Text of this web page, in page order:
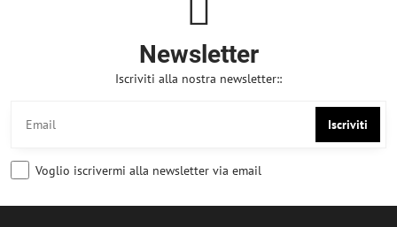
Newsletter
Iscriviti alla nostra newsletter::
Iscriviti
Voglio iscrivermi alla newsletter via email